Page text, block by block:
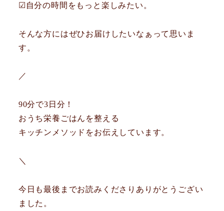
☑︎自分の時間をもっと楽しみたい。
そんな方にはぜひお届けしたいなぁって思いま
す。
／
90分で3日分！
おうち栄養ごはんを整える
キッチンメソッドをお伝えしています。
＼
今日も最後までお読みくださりありがとうござい
ました。